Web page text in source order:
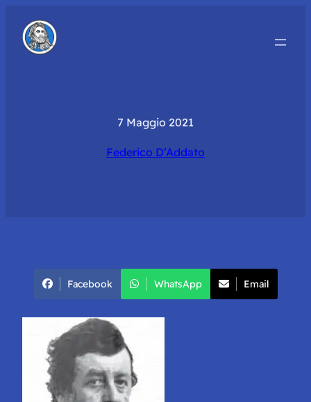
7 Maggio 2021
Federico D’Addato
Facebook WhatsApp Email